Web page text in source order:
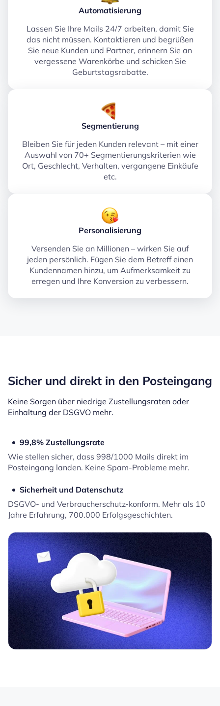
Automatisierung
Lassen Sie Ihre Mails 24/7 arbeiten, damit Sie
das nicht müssen. Kontaktieren und begrüßen
Sie neue Kunden und Partner, erinnern Sie an
vergessene Warenkörbe und schicken Sie
Geburtstagsrabatte.
Segmentierung
Bleiben Sie für jeden Kunden relevant – mit einer
Auswahl von 70+ Segmentierungskriterien wie
Ort, Geschlecht, Verhalten, vergangene Einkäufe
etc.
Personalisierung
Versenden Sie an Millionen – wirken Sie auf
jeden persönlich. Fügen Sie dem Betreff einen
Kundennamen hinzu, um Aufmerksamkeit zu
erregen und Ihre Konversion zu verbessern.
Sicher und direkt in den Posteingang
Keine Sorgen über niedrige Zustellungsraten oder
Einhaltung der DSGVO mehr.
99,8% Zustellungsrate
Wie stellen sicher, dass 998/1000 Mails direkt im
Posteingang landen. Keine Spam-Probleme mehr.
Sicherheit und Datenschutz
DSGVO- und Verbraucherschutz-konform. Mehr als 10
Jahre Erfahrung, 700.000 Erfolgsgeschichten.